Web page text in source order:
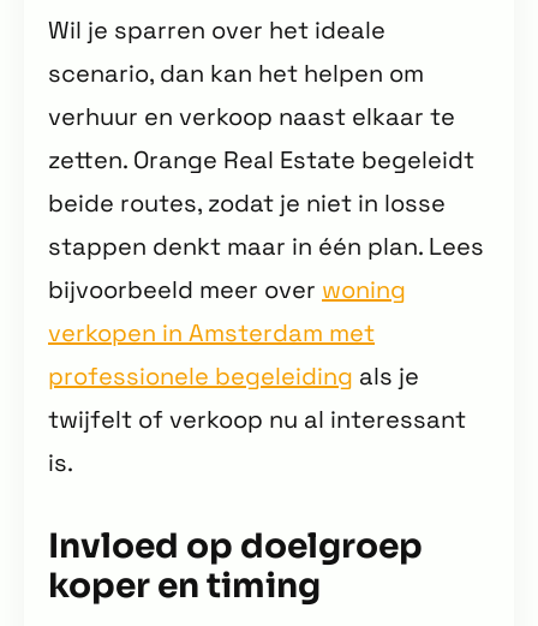
Wil je sparren over het ideale
scenario, dan kan het helpen om
verhuur en verkoop naast elkaar te
zetten. Orange Real Estate begeleidt
beide routes, zodat je niet in losse
stappen denkt maar in één plan. Lees
bijvoorbeeld meer over woning
verkopen in Amsterdam met
professionele begeleiding als je
twijfelt of verkoop nu al interessant
is.
Invloed op doelgroep
koper en timing